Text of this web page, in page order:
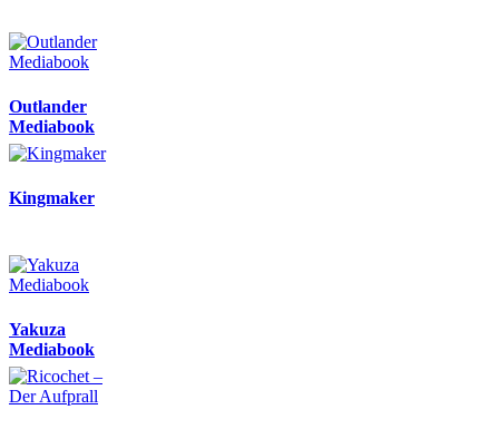
Outlander
Mediabook
Kingmaker
Yakuza
Mediabook